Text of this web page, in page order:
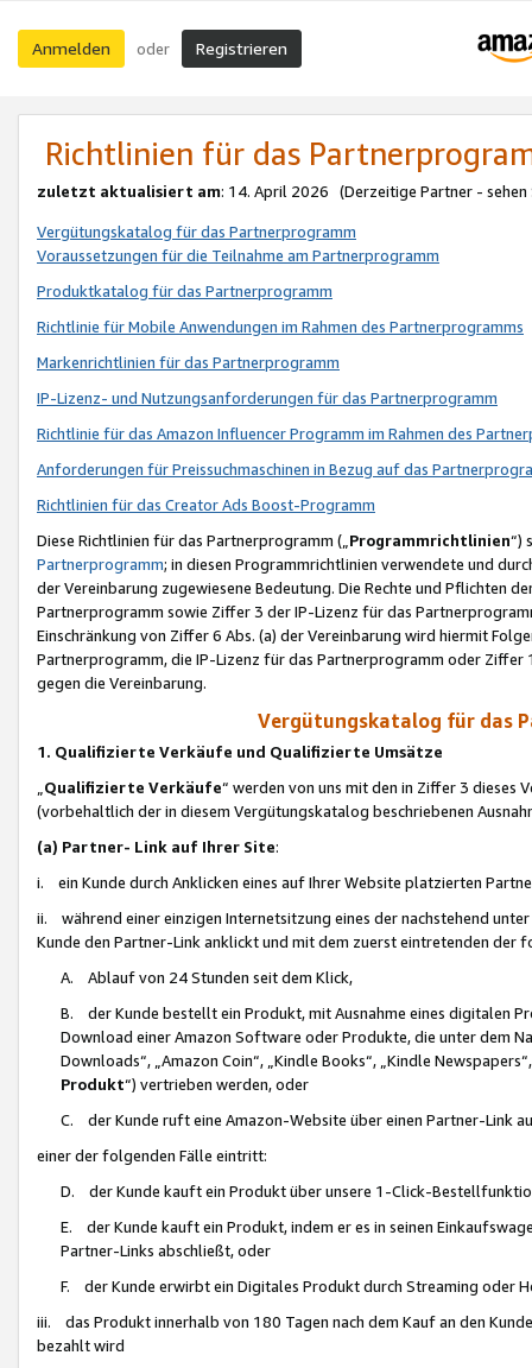
Anmelden oder Registrieren
Richtlinien für das
zuletzt aktualisiert am: 14. April 2026 (Derzeitige Partner - sehen
Vergütungskatalog für das Partnerprogramm
Voraussetzungen für die Teilnahme am Partnerprogramm
Produktkatalog für das Partnerprogramm
Richtlinie für Mobile Anwendungen im Rahmen des Partnerprogramms
Markenrichtlinien für das Partnerprogramm
IP-Lizenz- und Nutzungsanforderungen für das Partnerprogramm
Richtlinie für das Amazon Influencer Programm im Rahmen des
Anforderungen für Preissuchmaschinen in Bezug auf das
Richtlinien für das Creator Ads Boost-Programm
Diese Richtlinien für das Partnerprogramm („Programmrichtlinien“)
Partnerprogramm; in diesen Programmrichtlinien verwendete und
der Vereinbarung zugewiesene Bedeutung. Die Rechte und Pflichten
Partnerprogramm sowie Ziffer 3 der IP-Lizenz für das
Einschränkung von Ziffer 6 Abs. (a) der Vereinbarung wird hiermit
Partnerprogramm, die IP-Lizenz für das Partnerprogramm oder
gegen die Vereinbarung.
Vergütungskatalog für das
1. Qualifizierte Verkäufe und Qualifizierte Umsätze
Qualifizierte Verkäufe“ werden von uns mit den in Ziffer 3
(vorbehaltlich der in diesem Vergütungskatalog beschriebenen
(a) Partner- Link auf Ihrer Site:
i. ein Kunde durch Anklicken eines auf Ihrer Website platzierten
ii. während einer einzigen Internetsitzung eines der nachstehend
Kunde den Partner-Link anklickt und mit dem zuerst eintretenden der
A. Ablauf von 24 Stunden seit dem Klick,
B. der Kunde bestellt ein Produkt, mit Ausnahme eines digitalen
Download einer Amazon Software oder Produkte, die unter dem
Downloads“, „Amazon Coin“, „Kindle Books“, „Kindle
Produkt“) vertrieben werden, oder
C. der Kunde ruft eine Amazon-Website über einen Partner-Link
einer der folgenden Fälle eintritt:
D. der Kunde kauft ein Produkt über unsere 1-Click-
E. der Kunde kauft ein Produkt, indem er es in seinen
Partner-Links abschließt, oder
F. der Kunde erwirbt ein Digitales Produkt durch Streaming oder
iii. das Produkt innerhalb von 180 Tagen nach dem Kauf an den
bezahlt wird